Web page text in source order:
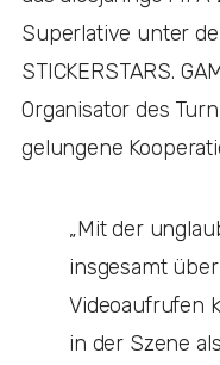
Superlative unter
STICKERSTARS.
Organisator des
gelungene
„Mit der
insgesamt
Videoaufrufen
in der Szene